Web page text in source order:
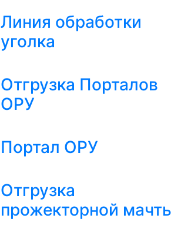
Линия обработки
уголка
Отгрузка Порталов
ОРУ
Портал ОРУ
Отгрузка
прожекторной